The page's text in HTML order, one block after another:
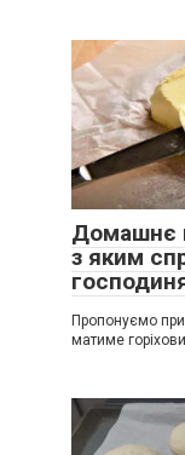
Домашнє
з яким
Пропонуємо
матиме